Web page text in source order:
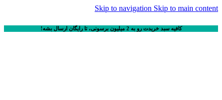
Skip to navigation Skip to main content
کافیه سبد خریدت رو به 2 میلیون برسونی، تا رایگان ارسال بشه!